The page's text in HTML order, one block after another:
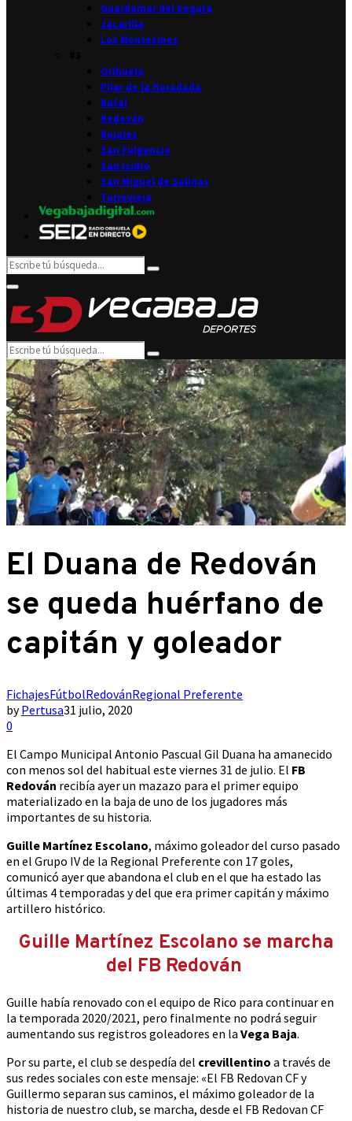
Guardamar del Segura
Jacarilla
Los Montesinos
Orihuela
Pilar de la Horadada
Rafal
Redován
Rojales
San Fulgencio
San Isidro
San Miguel de Salinas
Torrevieja
Search
for:
Search
Primary
Menu
Search
for:
Search
El Duana de Redován
se queda huérfano de
capitán y goleador
FichajesFútbolRedovánRegional Preferente
byPertusa31 julio, 2020
0
El Campo Municipal Antonio Pascual Gil Duana ha amanecido
con menos sol del habitual este viernes 31 de julio. El FB
Redován recibía ayer un mazazo para el primer equipo
materializado en la baja de uno de los jugadores más
importantes de su historia.
Guille Martínez Escolano, máximo goleador del curso pasado
en el Grupo IV de la Regional Preferente con 17 goles,
comunicó ayer que abandona el club en el que ha estado las
últimas 4 temporadas y del que era primer capitán y máximo
artillero histórico.
Guille Martínez Escolano se marcha
del FB Redován
Guille había renovado con el equipo de Rico para continuar en
la temporada 2020/2021, pero finalmente no podrá seguir
aumentando sus registros goleadores en la Vega Baja.
Por su parte, el club se despedía del crevillentino a través de
sus redes sociales con este mensaje: «El FB Redovan CF y
Guillermo separan sus caminos, el máximo goleador de la
historia de nuestro club, se marcha, desde el FB Redovan CF